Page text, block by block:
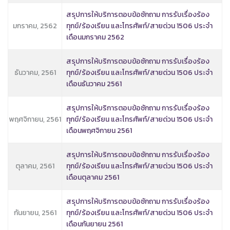
มกราคม, 2562
สรุปการให้บริการตอบข้อซักถาม การรับเรื่องร้อง
ทุกข์/ร้องเรียน และโทรศัพท์/สายด่วน 1506 ประจำ
เดือนมกราคม 2562
ธันวาคม, 2561
สรุปการให้บริการตอบข้อซักถาม การรับเรื่องร้อง
ทุกข์/ร้องเรียน และโทรศัพท์/สายด่วน 1506 ประจำ
เดือนธันวาคม 2561
พฤศจิกายน, 2561
สรุปการให้บริการตอบข้อซักถาม การรับเรื่องร้อง
ทุกข์/ร้องเรียน และโทรศัพท์/สายด่วน 1506 ประจำ
เดือนพฤศจิกายน 2561
ตุลาคม, 2561
สรุปการให้บริการตอบข้อซักถาม การรับเรื่องร้อง
ทุกข์/ร้องเรียน และโทรศัพท์/สายด่วน 1506 ประจำ
เดือนตุลาคม 2561
กันยายน, 2561
สรุปการให้บริการตอบข้อซักถาม การรับเรื่องร้อง
ทุกข์/ร้องเรียน และโทรศัพท์/สายด่วน 1506 ประจำ
เดือนกันยายน 2561